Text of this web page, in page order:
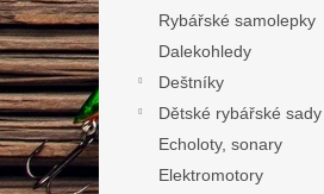
Rybářské samolepky
Dalekohledy
Deštníky
Dětské rybářské
Echoloty, sonary
Elektromotory